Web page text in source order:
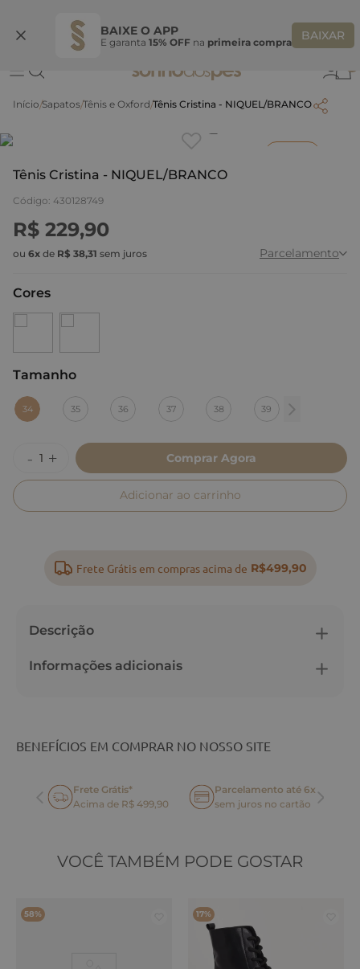
BAIXE O APP
E garanta 15% OFF na primeira compra BAIXAR
Ganhe 10% OFF na coleção utilizando o código do seu vendedor*
Sapatos Tênis e Oxford Tênis Cristina - NIQUEL/BRANCO
Tênis Cristina - NIQUEL/BRANCO
Código: 430128749
R$ 229,90
ou 6x de R$ 38,31 sem juros Parcelamento
Cores
Tamanho
: 34
34 35 36 37 38 39
Comprar Agora
Adicionar ao carrinho
Frete Grátis em compras acima de R$499,90
Descrição
Informações adicionais
BENEFÍCIOS EM COMPRAR NO NOSSO SITE
Frete Grátis*
Acima de R$ 499,90
Parcelamento até 6x
sem juros no cartão
VOCÊ TAMBÉM PODE GOSTAR
58% 17%